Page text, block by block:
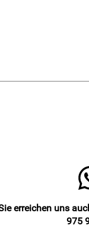
erreichen uns
975